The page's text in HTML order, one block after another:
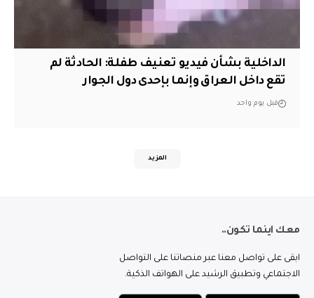
الداخلية بشأن فيديو تعنيف طفلة: الحادثة لم
تقع داخل العراق وإنما بإحدى دول الجوار
قبل يوم واحد
المزيد
معك اينما تكون..
ابقى على تواصل معنا عبر منصاتنا على التواصل
الاجتماعي وتطبيق الرشيد على الهواتف الذكية.